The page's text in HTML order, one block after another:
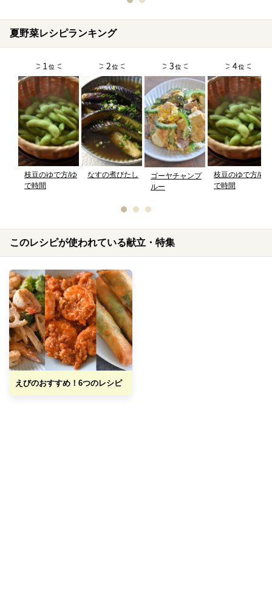
夏野菜レシピランキング
枝豆のゆで方/ゆ
で時間
なすの煮びたし
ゴーヤチャンプ
ルー
枝豆のゆで方/ゆ
で時間
このレシピが使われている献立・特集
えびのおすすめ！6つのレシピ